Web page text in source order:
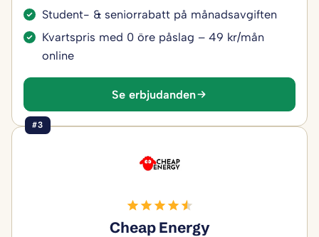
Student- & seniorrabatt på månadsavgiften
Kvartspris med 0 öre påslag – 49 kr/mån
online
Se erbjudanden
#3
Cheap Energy